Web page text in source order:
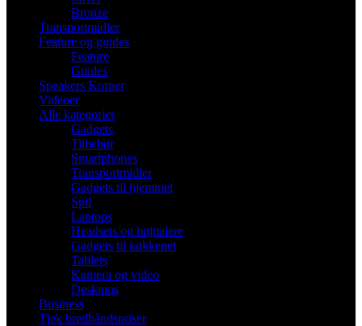
Bronze
Transportmidler
Feature og guides
Feature
Guides
Speakers Korner
Videoer
Alle kategorier
Gadgets
Tilbehør
Smartphones
Transportmidler
Gadgets til hjemmet
Spil
Laptops
Headsets og højttalere
Gadgets til køkkenet
Tablets
Kamera og video
Desktops
Business
Tjek bredbåndspriser